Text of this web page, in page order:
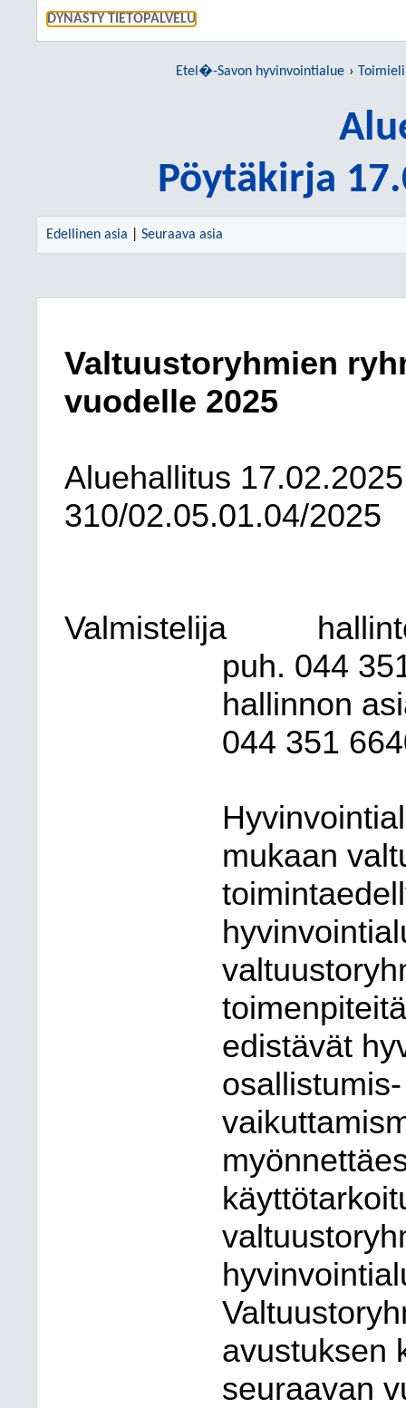
DYNASTY TIETOPALVELU
Etel�-Savon hyvinvointialue
Pöytäkirja
Edellinen asia Seuraava asia
Valtuustoryhmien
vuodelle 2025
Aluehallitus 17.02.2025
310/02.05.01.04/2025
Valmistelija
puh. 044
hallinnon
044 351
mukaan
edistävät
avustuksen
seuraavan